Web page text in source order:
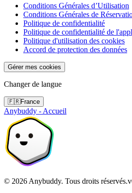
Conditions Générales d’Utilisation
Conditions Générales de
Politique de confidentialité
Politique de confidentialité de
Politique d'utilisation des cookies
Accord de protection des données
Gérer mes cookies
Changer de langue
🇫🇷France
Anybuddy - Accueil
© 2026 Anybuddy. Tous droits réservés.v